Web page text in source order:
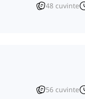
48 cuvinte
56 cuvinte